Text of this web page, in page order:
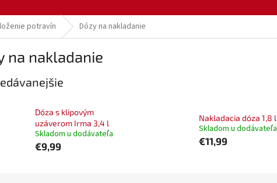
potravín Dózy na nakladanie
na nakladanie
Dóza s klipovým
uzáverom Irma 3,4 l
Skladom u dodávateľa
€9,99
Nakladacia dóza 1,8 l
Skladom u dodávateľa
€11,99